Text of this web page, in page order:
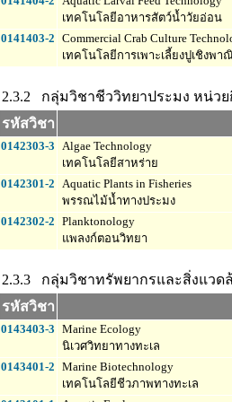
เทคโนโลยีอาหารสัตว์น้ำวัยอ่อน
0141403-2 Commercial Crab Culture
เทคโนโลยีการเพาะเลี้ยงปูเชิงพา
2.3.2 กลุ่มวิชาชีววิทยาประมง หน่วย
รหัสวิชา
0142303-3 Algae Technology
เทคโนโลยีสาหร่าย
0142301-2 Aquatic Plants in Fisheries
พรรณไม้น้ำทางประมง
0142302-2 Planktonology
แพลงก์ตอนวิทยา
2.3.3 กลุ่มวิชาทรัพยากรและสิ่งแวด
รหัสวิชา
0143403-3 Marine Ecology
นิเวศวิทยาทางทะเล
0143401-2 Marine Biotechnology
เทคโนโลยีชีวภาพทางทะเล